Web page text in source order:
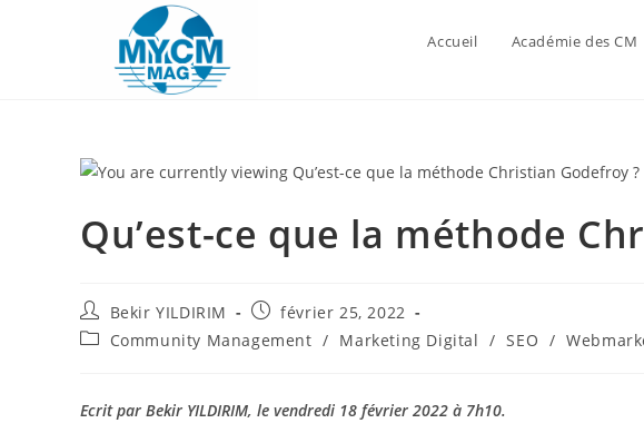
Accueil Académie des CM
Qu’est-ce que la méthode
Auteur/autrice
de
la
Bekir YILDIRIM
Publication
publiée :
février 25, 2022
PostCommunity Management / Marketing Digital / SEO /
Ecrit par Bekir YILDIRIM, le vendredi 18 février 2022 à 7h10.